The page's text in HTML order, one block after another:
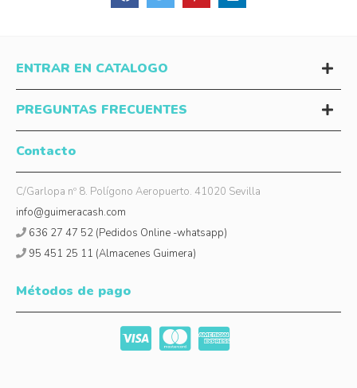
ENTRAR EN CATALOGO
PREGUNTAS FRECUENTES
Contacto
C/Garlopa nº 8. Polígono Aeropuerto. 41020 Sevilla
info@guimeracash.com
636 27 47 52 (Pedidos Online -whatsapp)
95 451 25 11 (Almacenes Guimera)
Métodos de pago